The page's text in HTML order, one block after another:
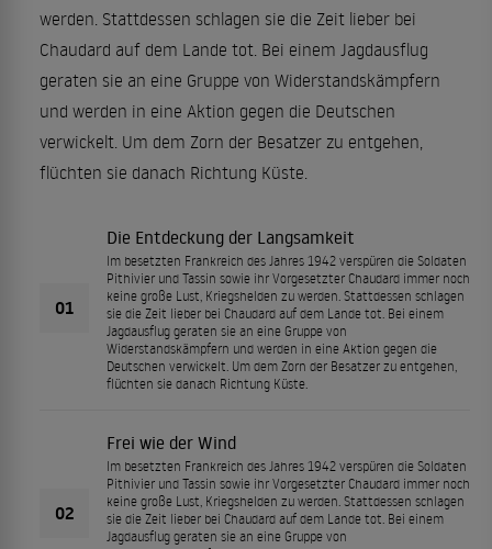
werden. Stattdessen schlagen sie die Zeit lieber bei
Chaudard auf dem Lande tot. Bei einem Jagdausflug
geraten sie an eine Gruppe von Widerstandskämpfern
und werden in eine Aktion gegen die Deutschen
verwickelt. Um dem Zorn der Besatzer zu entgehen,
flüchten sie danach Richtung Küste.
01
Die Entdeckung der Langsamkeit
Im besetzten Frankreich des Jahres 1942 verspüren die Soldaten
Pithivier und Tassin sowie ihr Vorgesetzter Chaudard immer noch
keine große Lust, Kriegshelden zu werden. Stattdessen schlagen
sie die Zeit lieber bei Chaudard auf dem Lande tot. Bei einem
Jagdausflug geraten sie an eine Gruppe von
Widerstandskämpfern und werden in eine Aktion gegen die
Deutschen verwickelt. Um dem Zorn der Besatzer zu entgehen,
flüchten sie danach Richtung Küste.
02
Frei wie der Wind
Im besetzten Frankreich des Jahres 1942 verspüren die Soldaten
Pithivier und Tassin sowie ihr Vorgesetzter Chaudard immer noch
keine große Lust, Kriegshelden zu werden. Stattdessen schlagen
sie die Zeit lieber bei Chaudard auf dem Lande tot. Bei einem
Jagdausflug geraten sie an eine Gruppe von